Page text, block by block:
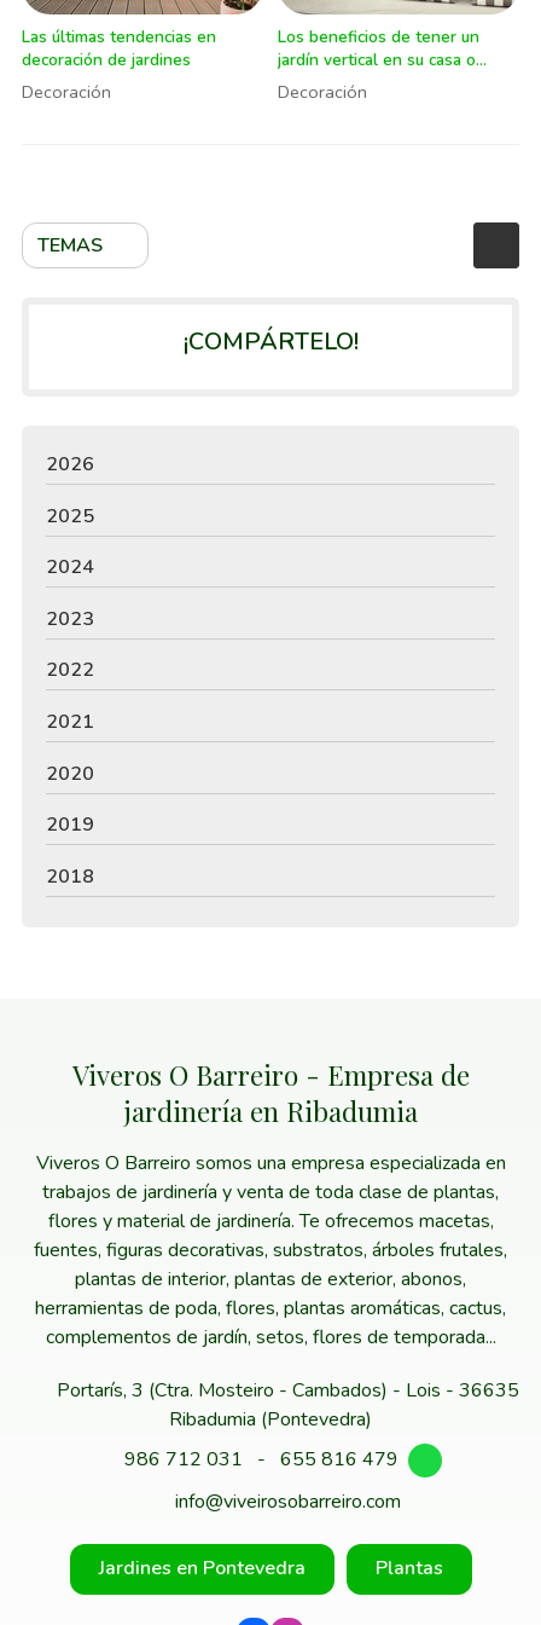
TEMAS
Las últimas tendencias en
decoración de jardines
Decoración
Los beneficios de tener un
jardín vertical en su casa o
negocio
Decoración
¡COMPÁRTELO!
2026
2025
2024
2023
2022
2021
2020
2019
2018
Viveros O Barreiro - Empresa de
jardinería en Ribadumia
Viveros O Barreiro somos una empresa especializada en
trabajos de jardinería y venta de toda clase de plantas,
flores y material de jardinería. Te ofrecemos macetas,
fuentes, figuras decorativas, substratos, árboles frutales,
plantas de interior, plantas de exterior, abonos,
herramientas de poda, flores, plantas aromáticas, cactus,
complementos de jardín, setos, flores de temporada...
Portarís, 3 (Ctra. Mosteiro - Cambados) - Lois - 36635
Ribadumia (Pontevedra)
986 712 031
- 655 816 479
info@viveirosobarreiro.com
Jardines en Pontevedra Plantas